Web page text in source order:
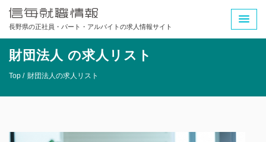
長野県の正社員・パート・アルバイトの求人情報サイト
財団法人 の求人リスト
Top / 財団法人の求人リスト